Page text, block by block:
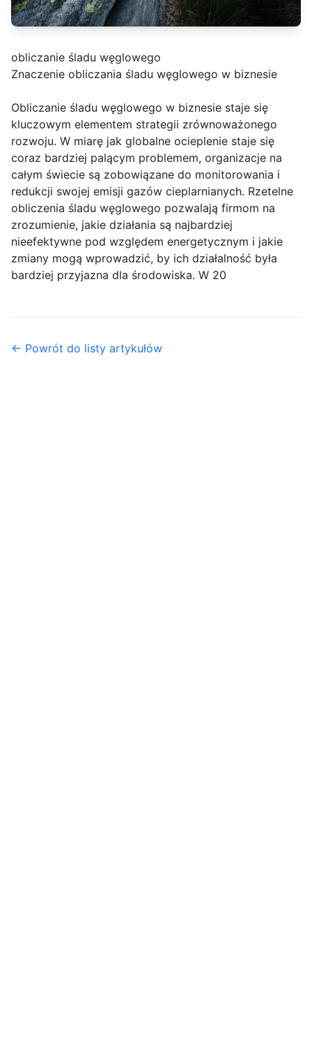
obliczanie śladu węglowego
Znaczenie obliczania śladu węglowego w biznesie
Obliczanie śladu węglowego w biznesie staje się
kluczowym elementem strategii zrównoważonego
rozwoju. W miarę jak globalne ocieplenie staje się
coraz bardziej palącym problemem, organizacje na
całym świecie są zobowiązane do monitorowania i
redukcji swojej emisji gazów cieplarnianych. Rzetelne
obliczenia śladu węglowego pozwalają firmom na
zrozumienie, jakie działania są najbardziej
nieefektywne pod względem energetycznym i jakie
zmiany mogą wprowadzić, by ich działalność była
bardziej przyjazna dla środowiska. W 20
← Powrót do listy artykułów